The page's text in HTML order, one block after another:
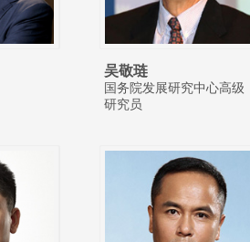
吴敬琏
国务院发展研究中心高级
研究员